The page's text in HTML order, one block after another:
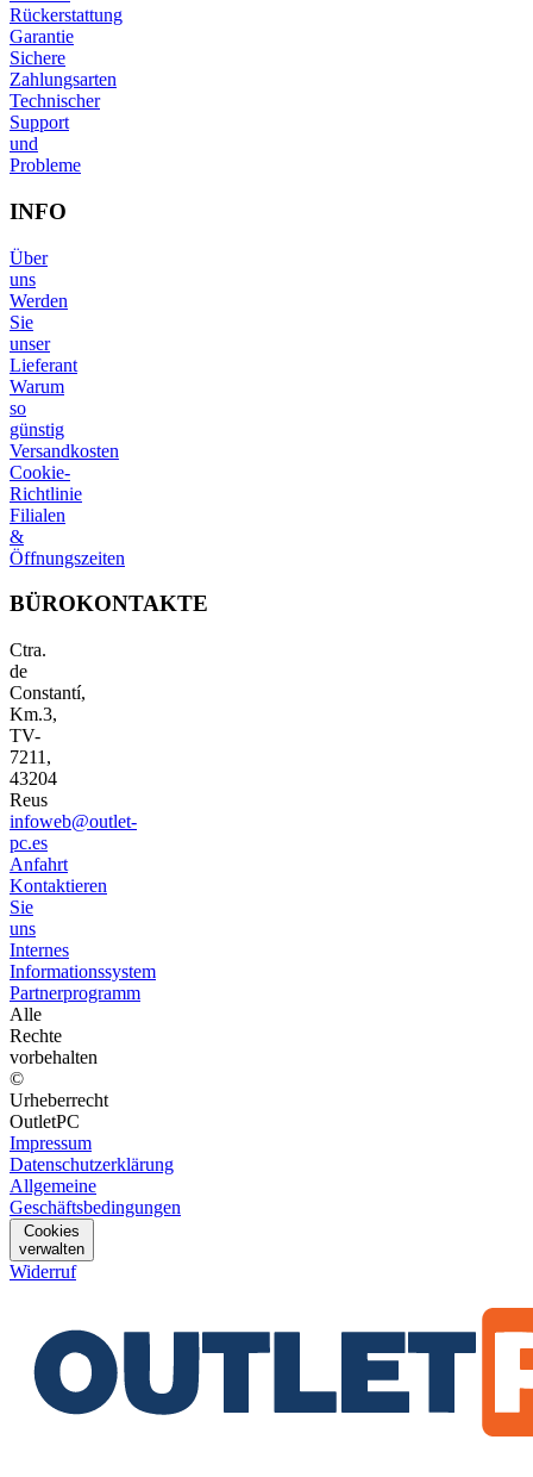
Rückerstattung
Garantie
Sichere
Zahlungsarten
Technischer
Support
und
Probleme
INFO
Über
uns
Werden
Sie
unser
Lieferant
Warum
so
günstig
Versandkosten
Cookie-
Richtlinie
Filialen
&
Öffnungszeiten
BÜROKONTAKTE
Ctra.
de
Constantí,
Km.3,
TV-
7211,
43204
Reus
infoweb@outlet-
pc.es
Anfahrt
Kontaktieren
Sie
uns
Internes
Informationssystem
Partnerprogramm
Alle
Rechte
vorbehalten
©
Urheberrecht
OutletPC
Impressum
Datenschutzerklärung
Allgemeine
Geschäftsbedingungen
Cookies
verwalten
Widerruf